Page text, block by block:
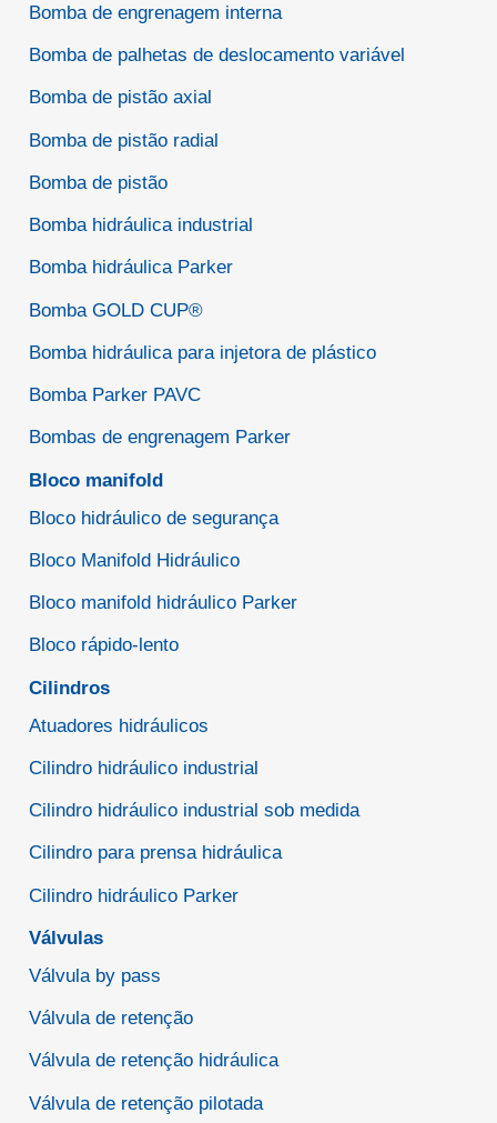
Bomba de engrenagem interna
Bomba de palhetas de deslocamento variável
Bomba de pistão axial
Bomba de pistão radial
Bomba de pistão
Bomba hidráulica industrial
Bomba hidráulica Parker
Bomba GOLD CUP®
Bomba hidráulica para injetora de plástico
Bomba Parker PAVC
Bombas de engrenagem Parker
Bloco manifold
Bloco hidráulico de segurança
Bloco Manifold Hidráulico
Bloco manifold hidráulico Parker
Bloco rápido-lento
Cilindros
Atuadores hidráulicos
Cilindro hidráulico industrial
Cilindro hidráulico industrial sob medida
Cilindro para prensa hidráulica
Cilindro hidráulico Parker
Válvulas
Válvula by pass
Válvula de retenção
Válvula de retenção hidráulica
Válvula de retenção pilotada